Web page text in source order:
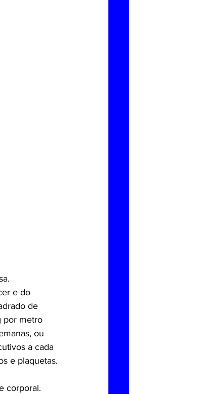
e do
de
por metro
ou
a cada
e plaquetas.
corporal.